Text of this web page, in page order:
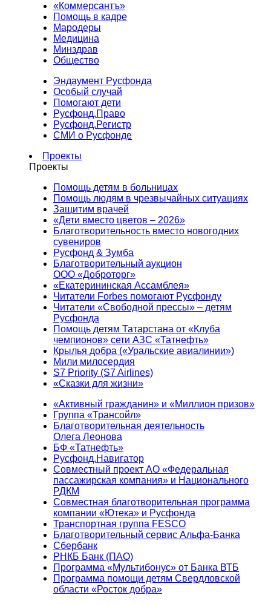
«Коммерсантъ»
Помощь в кадре
Мародеры
Медицина
Минздрав
Общество
Эндаумент Русфонда
Особый случай
Помогают дети
Русфонд.Право
Русфонд.Регистр
СМИ о Русфонде
Проекты
Проекты
Помощь детям в больницах
Помощь людям в чрезвычайных ситуациях
Защитим врачей
«Дети вместо цветов – 2026»
Благотворительность вместо новогодних
сувениров
Русфонд & Зумба
Благотворительный аукцион
ООО «Доброторг»
«Екатерининская Ассамблея»
Читатели Forbes помогают Русфонду
Читатели «Свободной прессы» – детям
Русфонда
Помощь детям Татарстана от «Клуба
чемпионов» сети АЗС «Татнефть»
Крылья добра («Уральские авиалинии»)
Мили милосердия
S7 Priority (S7 Airlines)
«Сказки для жизни»
«Активный гражданин» и «Миллион призов»
Группа «Трансойл»
Благотворительная деятельность
Олега Леонова
БФ «Татнефть»
Русфонд.Навигатор
Совместный проект АО «Федеральная
пассажирская компания» и Национального
РДКМ
Совместная благотворительная программа
компании «Ютека» и Русфонда
Транспортная группа FESCO
Благотворительный сервис Альфа-Банка
Сбербанк
РНКБ Банк (ПАО)
Программа «Мультибонус» от Банка ВТБ
Программа помощи детям Свердловской
области «Росток добра»